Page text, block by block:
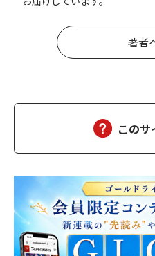
著者
このサ